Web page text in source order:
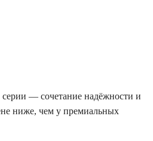
— сочетание надёжности и
ниже, чем у премиальных